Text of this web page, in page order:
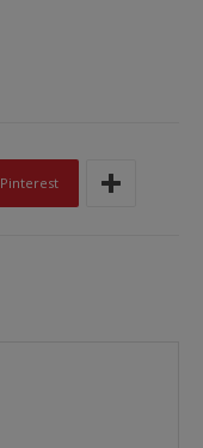
Pinterest